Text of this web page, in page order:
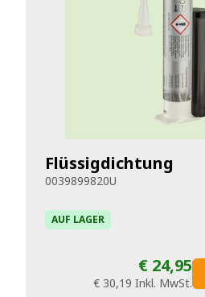
Flüssigdichtung
0039899820U
AUF LAGER
€ 24,95
€ 30,19 Inkl. MwSt.